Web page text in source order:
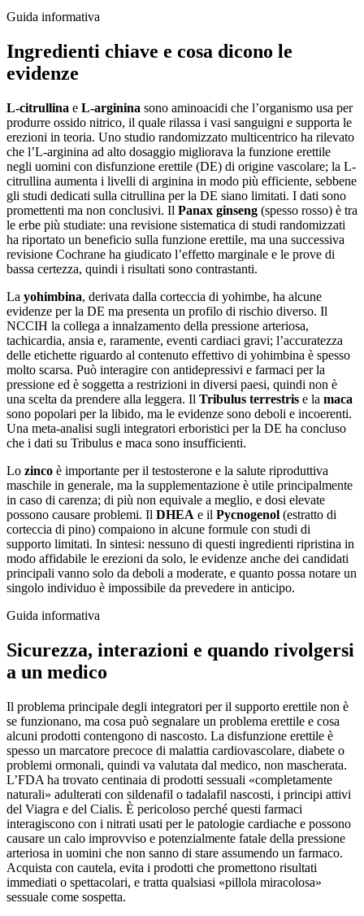
Guida informativa
Ingredienti chiave e cosa dicono le
evidenze
L-citrullina e L-arginina sono aminoacidi che l’organismo usa per
produrre ossido nitrico, il quale rilassa i vasi sanguigni e supporta le
erezioni in teoria. Uno studio randomizzato multicentrico ha rilevato
che l’L-arginina ad alto dosaggio migliorava la funzione erettile
negli uomini con disfunzione erettile (DE) di origine vascolare; la L-
citrullina aumenta i livelli di arginina in modo più efficiente, sebbene
gli studi dedicati sulla citrullina per la DE siano limitati. I dati sono
promettenti ma non conclusivi. Il Panax ginseng (spesso rosso) è tra
le erbe più studiate: una revisione sistematica di studi randomizzati
ha riportato un beneficio sulla funzione erettile, ma una successiva
revisione Cochrane ha giudicato l’effetto marginale e le prove di
bassa certezza, quindi i risultati sono contrastanti.
La yohimbina, derivata dalla corteccia di yohimbe, ha alcune
evidenze per la DE ma presenta un profilo di rischio diverso. Il
NCCIH la collega a innalzamento della pressione arteriosa,
tachicardia, ansia e, raramente, eventi cardiaci gravi; l’accuratezza
delle etichette riguardo al contenuto effettivo di yohimbina è spesso
molto scarsa. Può interagire con antidepressivi e farmaci per la
pressione ed è soggetta a restrizioni in diversi paesi, quindi non è
una scelta da prendere alla leggera. Il Tribulus terrestris e la maca
sono popolari per la libido, ma le evidenze sono deboli e incoerenti.
Una meta-analisi sugli integratori erboristici per la DE ha concluso
che i dati su Tribulus e maca sono insufficienti.
Lo zinco è importante per il testosterone e la salute riproduttiva
maschile in generale, ma la supplementazione è utile principalmente
in caso di carenza; di più non equivale a meglio, e dosi elevate
possono causare problemi. Il DHEA e il Pycnogenol (estratto di
corteccia di pino) compaiono in alcune formule con studi di
supporto limitati. In sintesi: nessuno di questi ingredienti ripristina in
modo affidabile le erezioni da solo, le evidenze anche dei candidati
principali vanno solo da deboli a moderate, e quanto possa notare un
singolo individuo è impossibile da prevedere in anticipo.
Guida informativa
Sicurezza, interazioni e quando rivolgersi
a un medico
Il problema principale degli integratori per il supporto erettile non è
se funzionano, ma cosa può segnalare un problema erettile e cosa
alcuni prodotti contengono di nascosto. La disfunzione erettile è
spesso un marcatore precoce di malattia cardiovascolare, diabete o
problemi ormonali, quindi va valutata dal medico, non mascherata.
L’FDA ha trovato centinaia di prodotti sessuali «completamente
naturali» adulterati con sildenafil o tadalafil nascosti, i principi attivi
del Viagra e del Cialis. È pericoloso perché questi farmaci
interagiscono con i nitrati usati per le patologie cardiache e possono
causare un calo improvviso e potenzialmente fatale della pressione
arteriosa in uomini che non sanno di stare assumendo un farmaco.
Acquista con cautela, evita i prodotti che promettono risultati
immediati o spettacolari, e tratta qualsiasi «pillola miracolosa»
sessuale come sospetta.